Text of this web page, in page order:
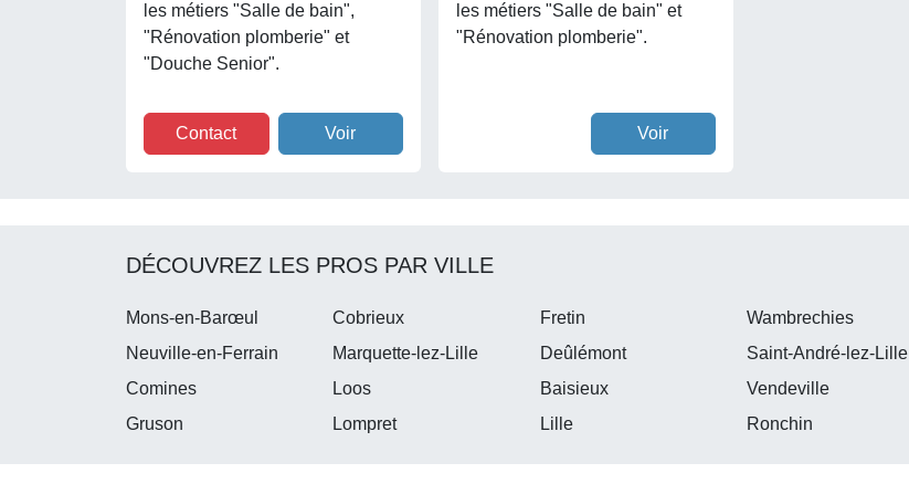
les métiers "Salle de bain",
"Rénovation plomberie" et
"Douche Senior".
Contact Voir
les métiers "Salle de bain" et
"Rénovation plomberie".
Voir
DÉCOUVREZ LES PROS PAR VILLE
Mons-en-Barœul Cobrieux Fretin Wambrechies
Neuville-en-Ferrain
Marquette-lez-Lille Deûlémont Saint-André-lez-Lille
Comines
Loos Baisieux Vendeville
Gruson
Lompret Lille Ronchin